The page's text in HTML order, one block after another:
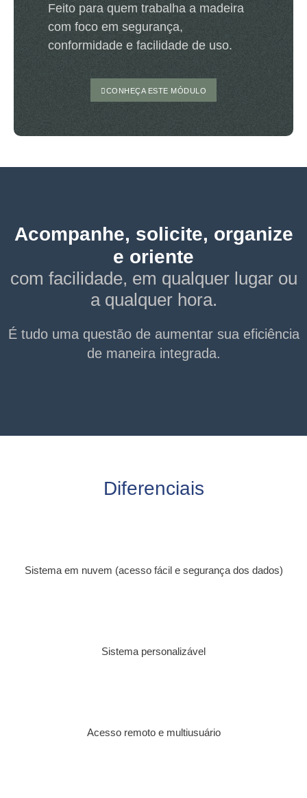
Feito para quem trabalha a madeira
com foco em segurança,
conformidade e facilidade de uso.
CONHEÇA ESTE MÓDULO
Acompanhe, solicite, organize
e oriente
com facilidade, em qualquer lugar ou
a qualquer hora.
É tudo uma questão de aumentar sua eficiência
de maneira integrada.
Diferenciais
Sistema em nuvem (acesso fácil e segurança dos dados)
Sistema personalizável
Acesso remoto e multiusuário